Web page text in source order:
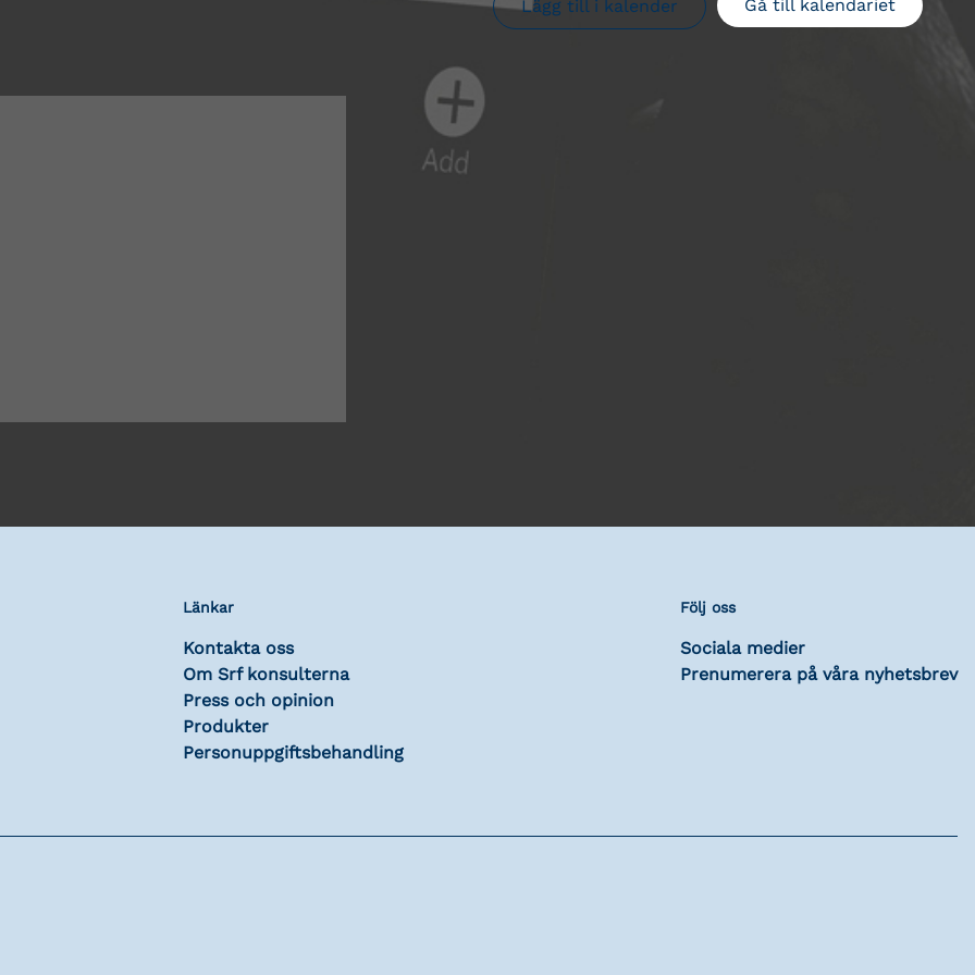
Gå till kalendariet
Lägg till i kalender
Länkar
Kontakta oss
Om Srf konsulterna
Press och opinion
Produkter
Personuppgiftsbehandling
Följ oss
Sociala medier
Prenumerera på våra nyhetsbrev